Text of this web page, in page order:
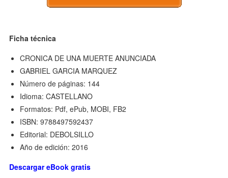
Ficha técnica
CRONICA DE UNA MUERTE ANUNCIADA
GABRIEL GARCIA MARQUEZ
Número de páginas: 144
Idioma: CASTELLANO
Formatos: Pdf, ePub, MOBI, FB2
ISBN: 9788497592437
Editorial: DEBOLSILLO
Año de edición: 2016
Descargar eBook gratis